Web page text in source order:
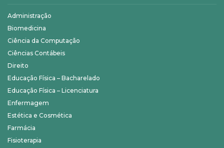
Administração
Biomedicina
Ciência da Computação
Ciências Contábeis
Direito
Educação Física – Bacharelado
Educação Física – Licenciatura
Enfermagem
Estética e Cosmética
Farmácia
Fisioterapia